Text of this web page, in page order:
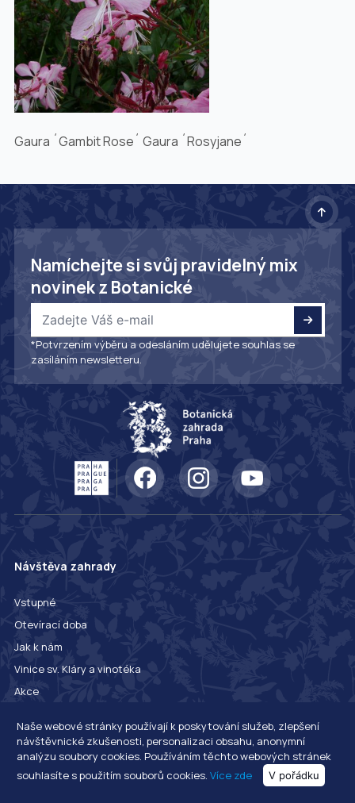
Gaura ´Gambit Rose´ Gaura ´Rosyjane´
Naše webové stránky používají k poskytování služeb, zlepšení
návštěvnické zkušenosti, personalizaci obsahu, anonymní
analýzu soubory cookies. Používáním těchto webových stránek
souhlasíte s použitím souborů cookies. Více zde V pořádku
Namíchejte si svůj pravidelný mix
novinek z Botanické
*Potvrzením výběru a odesláním udělujete souhlas se
zasíláním newsletteru.
Návštěva zahrady
Vstupné
Otevírací doba
Jak k nám
Vinice sv. Kláry a vinotéka
Akce
Občerstvení, prodej a služby
Návštěvnické okruhy
Expozice